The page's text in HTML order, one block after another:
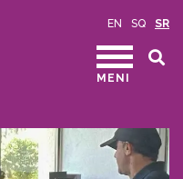
EN SQ SR
MENI